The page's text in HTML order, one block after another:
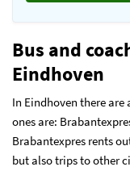
Bus and
Eindhoven
In Eindhoven there
ones are:
Brabantexpres rents
but also trips to other